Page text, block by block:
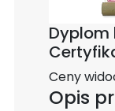
Dyplom
Ceny
Opis